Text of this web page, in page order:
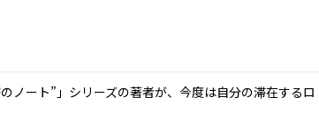
ノート”」シリーズの著者が、今度は自分の滞在するロ